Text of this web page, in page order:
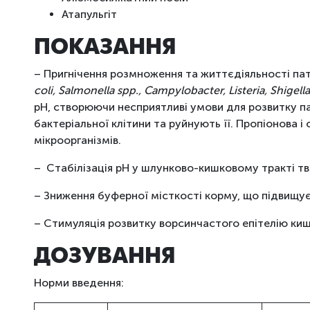
Атапульгіт
ПОКАЗАННЯ
– Пригнічення розмноження та життєдіяльності
coli, Salmonella spp., Campylobacter, Listeria,
pH, створюючи несприятливі умови для розвитку
бактеріальної клітини та руйнують її.
мікроорганізмів.
– Стабілізація pH у шлунково-кишковому тракті
– Зниження буферної місткості корму, що
– Стимуляція розвитку ворсинчастого епітелію
ДОЗУВАННЯ
Норми введення: